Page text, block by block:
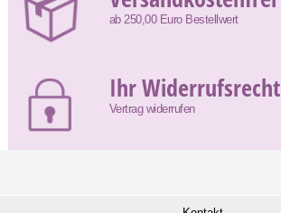
ab 250,00 Euro Bestellwert
Ihr Widerrufsrecht
Vertrag widerrufen